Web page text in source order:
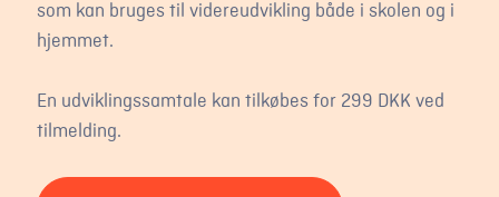
som kan bruges til videreudvikling både i skolen og i
hjemmet.
En udviklingssamtale kan tilkøbes for 299 DKK ved
tilmelding.